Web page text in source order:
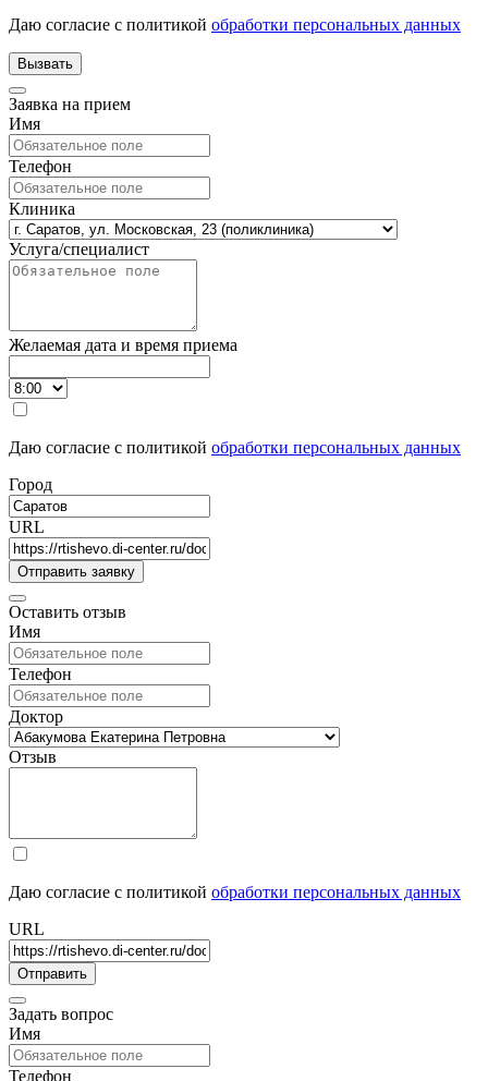
Даю согласие с политикой обработки персональных данных
Заявка на прием
Имя
Телефон
Клиника
Услуга/специалист
Желаемая дата и время приема
Даю согласие с политикой обработки персональных данных
Город
URL
Оставить отзыв
Имя
Телефон
Доктор
Отзыв
Даю согласие с политикой обработки персональных данных
URL
Задать вопрос
Имя
Телефон